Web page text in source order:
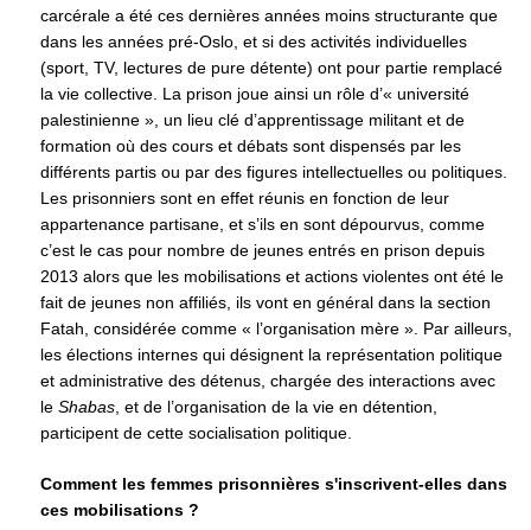
carcérale a été ces dernières années moins structurante que
dans les années pré-Oslo, et si des activités individuelles
(sport, TV, lectures de pure détente) ont pour partie remplacé
la vie collective. La prison joue ainsi un rôle d’« université
palestinienne », un lieu clé d’apprentissage militant et de
formation où des cours et débats sont dispensés par les
différents partis ou par des figures intellectuelles ou politiques.
Les prisonniers sont en effet réunis en fonction de leur
appartenance partisane, et s’ils en sont dépourvus, comme
c’est le cas pour nombre de jeunes entrés en prison depuis
2013 alors que les mobilisations et actions violentes ont été le
fait de jeunes non affiliés, ils vont en général dans la section
Fatah, considérée comme « l’organisation mère ». Par ailleurs,
les élections internes qui désignent la représentation politique
et administrative des détenus, chargée des interactions avec
le Shabas , et de l’organisation de la vie en détention,
participent de cette socialisation politique.
Comment les femmes prisonnières s'inscrivent-elles dans
ces mobilisations ?